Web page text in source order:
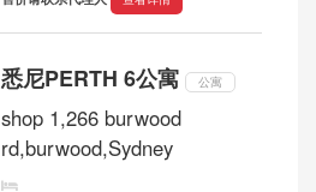
1 6/ 255 ADELAIDE
$435,000 澳洲的紐約！ 這座
剛剛完工的現代化公寓一定會
給您留下深刻的印象。時尚廚
房帶超大蕓...
悉尼PERTH 6公寓 公寓
shop 1,266 burwood
rd,burwood,Sydney